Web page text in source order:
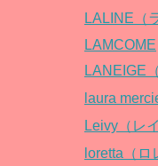
LALINE（
LAMCOME
LANEIGE
laura
Leivy（レ
loretta（ロ